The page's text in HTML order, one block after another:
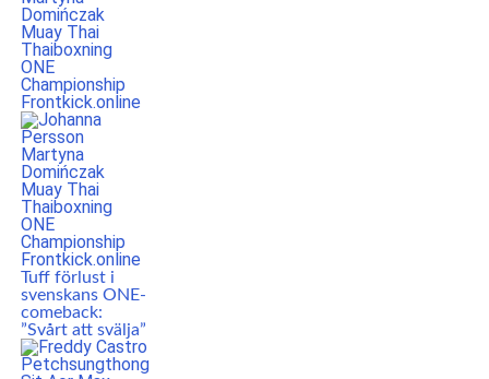
Tuff förlust i
svenskans ONE-
comeback:
”Svårt att svälja”